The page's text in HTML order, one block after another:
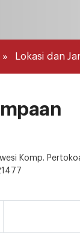
Lokasi dan
Komp.